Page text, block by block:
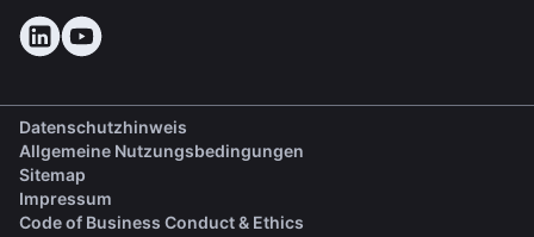
Datenschutzhinweis
Allgemeine Nutzungsbedingungen
Sitemap
Impressum
Code of Business Conduct & Ethics